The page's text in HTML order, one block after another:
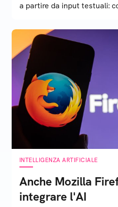
a partire da input testuali:
INTELLIGENZA ARTIFICIALE
Anche Mozilla
integrare l'AI